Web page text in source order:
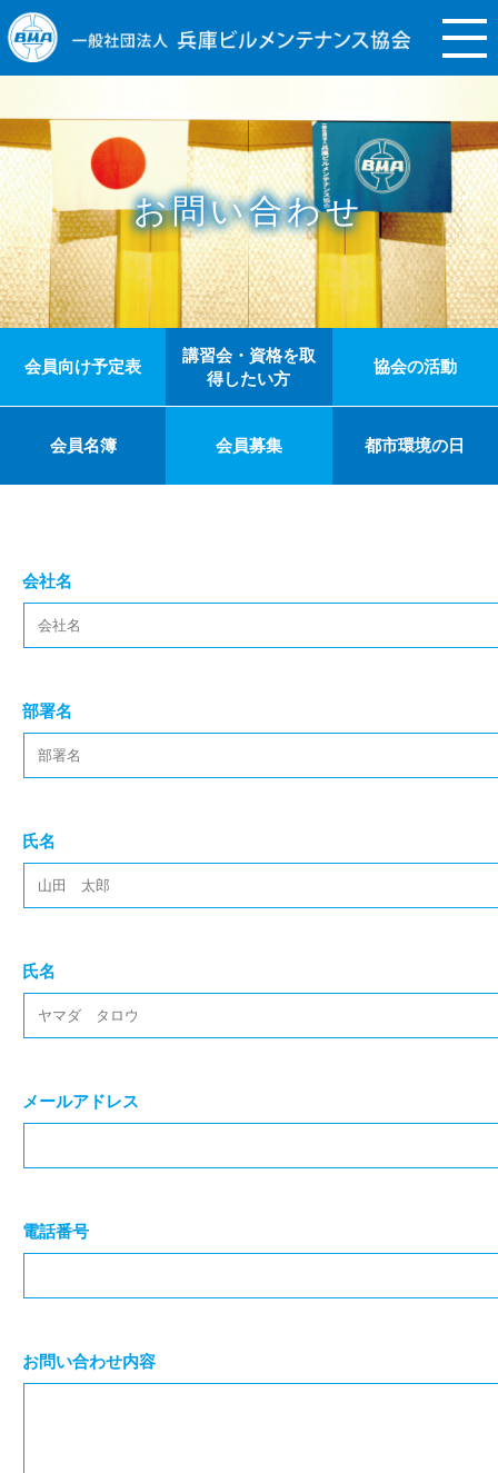
お問い合わせ
会員向け予定表
講習会・資格を取
得したい方
協会の活動
会員名簿 会員募集 都市環境の日
会社名
部署名
氏名
氏名
メールアドレス
電話番号
お問い合わせ内容